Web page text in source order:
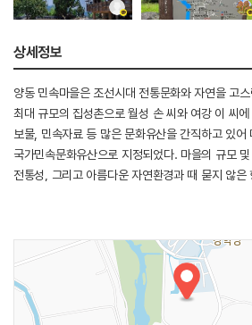
상세정보
양동 민속마을은 조선시대 전통문화와 자연을 고
최대 규모의 집성촌으로 월성 손 씨와 여강 이 씨에
보물, 민속자료 등 많은 문화유산을 간직하고 있어
국가민속문화유산으로 지정되었다. 마을의 규모
전통성, 그리고 아름다운 자연환경과 때 묻지 않은
고가 54호가 보존되어 있어 조선 중기 이후의 다
전통가옥 구조를 한눈에 볼 수 있다. 사전에 마을의
문화유산의 소재를 확인한 후 답사하는 것이 좋다.
집안에 살고 있는 분들에게 폐가 되지 않도록 배